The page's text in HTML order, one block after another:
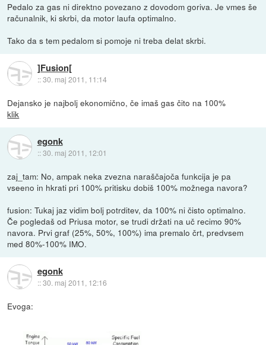
Pedalo za gas ni direktno povezano z dovodom goriva. Je vmes še
računalnik, ki skrbi, da motor laufa optimalno.
Tako da s tem pedalom si pomoje ni treba delat skrbi.
]Fusion[
::30. maj 2011, 11:14
Dejansko je najbolj ekonomično, če imaš gas čito na 100%
klik
egonk
::30. maj 2011, 12:01
zaj_tam: No, ampak neka zvezna naraščajoča funkcija je pa
vseeno in hkrati pri 100% pritisku dobiš 100% možnega navora?
fusion: Tukaj jaz vidim bolj potrditev, da 100% ni čisto optimalno.
Če pogledaš od Priusa motor, se trudi držati na uč recimo 90%
navora. Prvi graf (25%, 50%, 100%) ima premalo črt, predvsem
med 80%-100% IMO.
egonk
::30. maj 2011, 12:16
Evoga: